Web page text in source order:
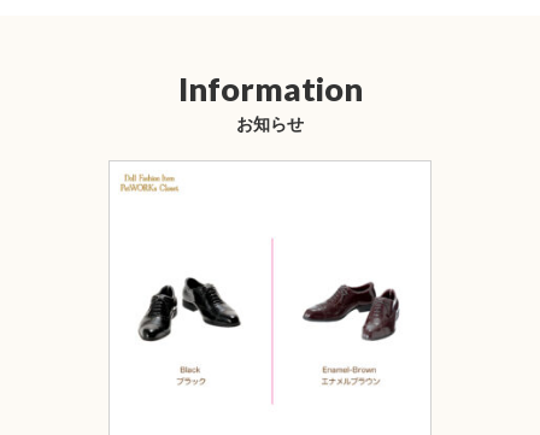
Information
お知らせ